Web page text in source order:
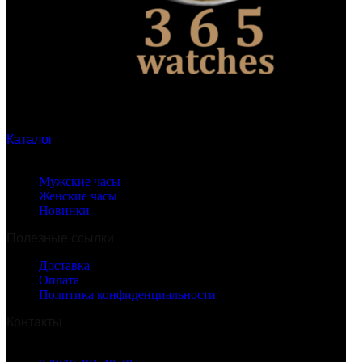
Каталог
Мужские часы
Женские часы
Новинки
Доставка
Оплата
Политика конфиденциальности